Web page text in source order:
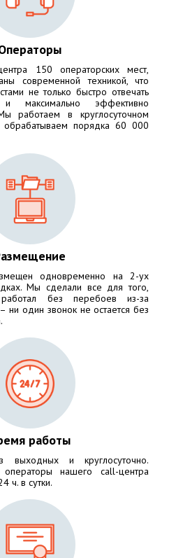
150 операторских мест,
современной техникой, что
не только быстро отвечать
эффективно
работаем в круглосуточном
порядка 60 000
одновременно на 2-ух
Мы сделали все для того,
без перебоев из-за
ни один звонок не остается без
работы
и круглосуточно.
операторы нашего call-центра
ч. в сутки.